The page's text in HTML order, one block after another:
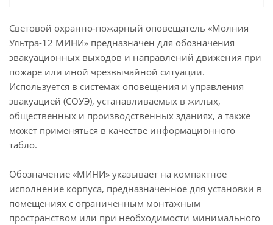
Вы вошли в атмосферу планеты безопасности
Шығу -
Световой охранно-пожарный оповещатель «Молния
Ультра-12 МИНИ» предназначен для обозначения
эвакуационных выходов и направлений движения при
пожаре или иной чрезвычайной ситуации.
Используется в системах оповещения и управления
эвакуацией (СОУЭ), устанавливаемых в жилых,
общественных и производственных зданиях, а также
может применяться в качестве информационного
табло.
Обозначение «МИНИ» указывает на компактное
исполнение корпуса, предназначенное для установки в
помещениях с ограниченным монтажным
пространством или при необходимости минимального